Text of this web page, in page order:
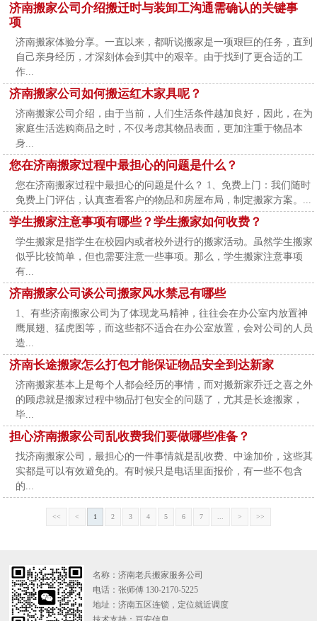
济南搬家公司介绍搬迁时与装卸工沟通需确认的关键事
项
济南搬家体验分享。一直以来，都听说搬家是一项艰巨的任务，直到
自己亲身经历，才深刻体会到其中的艰辛。由于找到了更合适的工
作...
济南搬家公司如何搬运红木家具呢？
济南搬家公司介绍，由于当前，人们生活条件越加良好，因此，在为
家庭生活选购商品之时，不仅考虑其物品表面，更加注重于物品本
身...
您在济南搬家过程中最担心的问题是什么？
您在济南搬家过程中最担心的问题是什么？ 1、免费上门：我们随时
免费上门评估，认真查看客户的物品和房屋布局，制定搬家方案。...
学生搬家注意事项有哪些？学生搬家如何收费？
学生搬家是指学生在校园内或者校外进行的搬家活动。虽然学生搬家
似乎比较简单，但也需要注意一些事项。那么，学生搬家注意事项
有...
济南搬家公司谈公司搬家风水禁忌有哪些
1、有些济南搬家公司为了体现龙马精神，往往会在办公室内放置神
鹰展翅、猛虎图等，而这些都不适合在办公室放置，会对公司的人员
造...
济南长途搬家怎么打包才能保证物品安全到达新家
济南搬家基本上是每个人都会经历的事情，而对搬新家乔迁之喜之外
的顾虑就是搬家过程中物品打包安全的问题了，尤其是长途搬家，
毕...
担心济南搬家公司乱收费我们要做哪些准备？
找济南搬家公司，最担心的一件事情就是乱收费、中途加价，这些其
实都是可以有效避免的。有时候只是电话里面报价，有一些不包含
的...
<< < 1 2 3 4 5 6 7 > >>
名称：济南老兵搬家服务公司
电话：张师傅 130-2170-5225
地址：济南五区连锁，定位就近调度